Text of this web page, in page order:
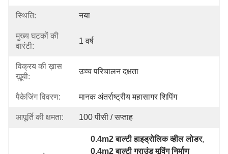
स्थिति: नया
मुख्य घटकों की
वारंटी:
1 वर्ष
विक्रय की ख़ास
ख़ूबी:
उच्च परिचालन दक्षता
पैकेजिंग विवरण: मानक अंतर्राष्ट्रीय महासागर शिपिंग
आपूर्ति की क्षमता: 100 पीसी / सप्ताह
0.4m2 बाल्टी हाइड्रोलिक व्हील लोडर,
0.4m2 बाल्टी ग्राउंड मूविंग निर्माण